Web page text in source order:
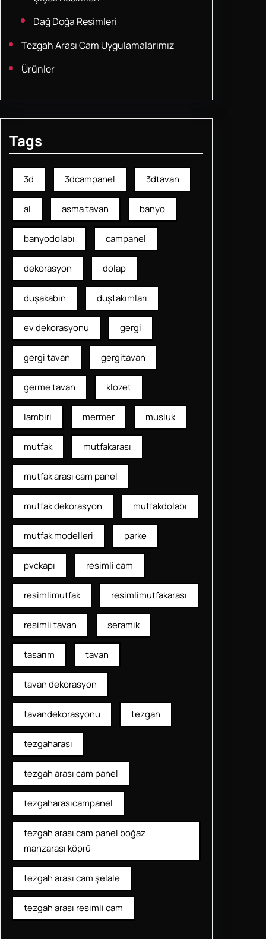
Dağ Doğa Resimleri
Tezgah Arası Cam Uygulamalarımız
Ürünler
Tags
3d 3dcampanel 3dtavan
al asma tavan banyo
banyodolabı campanel
dekorasyon dolap
duşakabin duştakımları
ev dekorasyonu gergi
gergi tavan gergitavan
germe tavan klozet
lambiri mermer musluk
mutfak mutfakarası
mutfak arası cam panel
mutfak dekorasyon mutfakdolabı
mutfak modelleri parke
pvckapı resimli cam
resimlimutfak resimlimutfakarası
resimli tavan seramik
tasarım tavan
tavan dekorasyon
tavandekorasyonu tezgah
tezgaharası
tezgah arası cam panel
tezgaharasıcampanel
tezgah arası cam panel boğaz
manzarası köprü
tezgah arası cam şelale
tezgah arası resimli cam